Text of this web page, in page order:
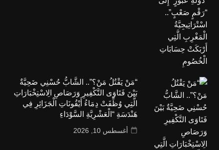
“مَنْ يَقْتُلُ مَنْ؟”.. الشَّابُّ حُسْنِي ضَحِيَّةٌ
بَيْنَ فَتَاوَى التَّكْفِيرِ وَرَصَاصِ الِاسْتِخْبَارَاتِ
الَّتِي وُظِّفَتْ دِمَاءُ أَيْقُونَاتِ الْجَزَائِرِ فِي
هَنْدَسَةِ “الْعَشْرِيَّةِ السَّوْدَاءِ
أغسطس 10, 2026